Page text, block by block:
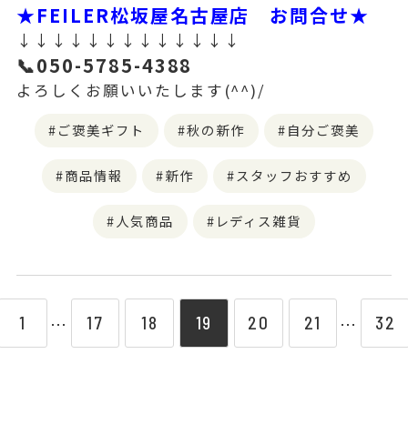
★FEILER松坂屋名古屋店 お問合せ★
↓↓↓↓↓↓↓↓↓↓↓↓↓
📞050-5785-4388
よろしくお願いいたします(^^)/
ご褒美ギフト 秋の新作 自分ご褒美
商品情報 新作 スタッフおすすめ
人気商品 レディス雑貨
1 ⋯ 17 18 19 20 21 ⋯ 32